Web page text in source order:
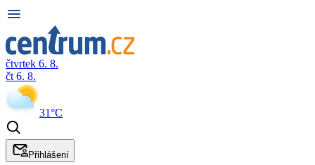
čtvrtek 6. 8.
čt 6. 8.
31°C
Přihlášení